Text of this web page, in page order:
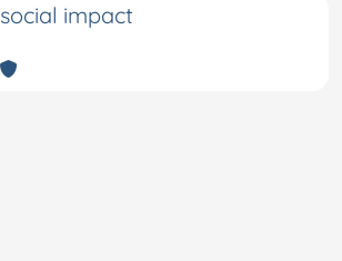
social impact